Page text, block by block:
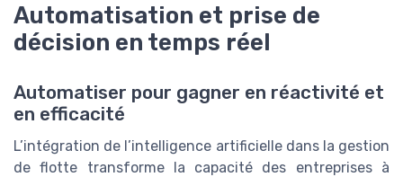
Automatisation et prise de
décision en temps réel
Automatiser pour gagner en réactivité et
en efficacité
L’intégration de l’intelligence artificielle dans la gestion
de flotte transforme la capacité des entreprises à